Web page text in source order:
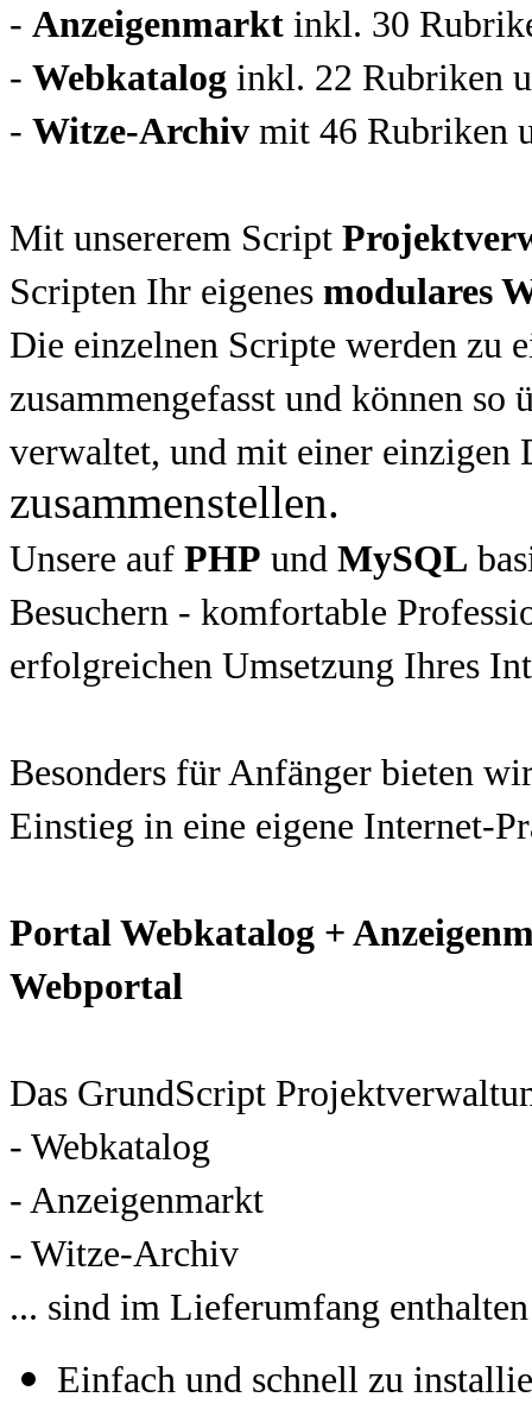
- Anzeigenmarkt inkl. 30
- Webkatalog inkl. 22 Rubriken
- Witze-Archiv mit 46 Rubriken
Mit unsererem Script
Scripten Ihr eigenes modulares
Die einzelnen Scripte werden zu
zusammengefasst und können
verwaltet, und mit einer einzigen
zusammenstellen.
Unsere auf PHP und MySQL
Besuchern - komfortable
erfolgreichen Umsetzung Ihres
Besonders für Anfänger bieten
Einstieg in eine eigene Internet-
Portal Webkatalog +
Webportal
Das GrundScript
- Webkatalog
- Anzeigenmarkt
- Witze-Archiv
... sind im Lieferumfang
Einfach und schnell zu